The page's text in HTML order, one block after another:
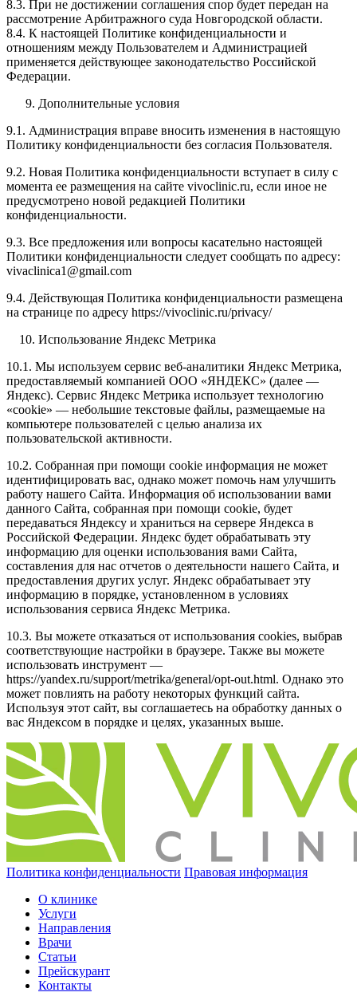
8.3. При не достижении соглашения спор будет передан на
рассмотрение Арбитражного суда Новгородской области.
8.4. К настоящей Политике конфиденциальности и
отношениям между Пользователем и Администрацией
применяется действующее законодательство Российской
Федерации.
Дополнительные условия
9.1. Администрация вправе вносить изменения в настоящую
Политику конфиденциальности без согласия Пользователя.
9.2. Новая Политика конфиденциальности вступает в силу с
момента ее размещения на сайте vivoclinic.ru, если иное не
предусмотрено новой редакцией Политики
конфиденциальности.
9.3. Все предложения или вопросы касательно настоящей
Политики конфиденциальности следует сообщать по адресу:
vivaclinica1@gmail.com
9.4. Действующая Политика конфиденциальности размещена
на странице по адресу https://vivoclinic.ru/privacy/
Использование Яндекс Метрика
10.1. Мы используем сервис веб-аналитики Яндекс Метрика,
предоставляемый компанией ООО «ЯНДЕКС» (далее —
Яндекс). Сервис Яндекс Метрика использует технологию
«cookie» — небольшие текстовые файлы, размещаемые на
компьютере пользователей с целью анализа их
пользовательской активности.
10.2. Собранная при помощи cookie информация не может
идентифицировать вас, однако может помочь нам улучшить
работу нашего Сайта. Информация об использовании вами
данного Сайта, собранная при помощи cookie, будет
передаваться Яндексу и храниться на сервере Яндекса в
Российской Федерации. Яндекс будет обрабатывать эту
информацию для оценки использования вами Сайта,
составления для нас отчетов о деятельности нашего Сайта, и
предоставления других услуг. Яндекс обрабатывает эту
информацию в порядке, установленном в условиях
использования сервиса Яндекс Метрика.
10.3. Вы можете отказаться от использования cookies, выбрав
соответствующие настройки в браузере. Также вы можете
использовать инструмент —
https://yandex.ru/support/metrika/general/opt-out.html. Однако это
может повлиять на работу некоторых функций сайта.
Используя этот сайт, вы соглашаетесь на обработку данных о
вас Яндексом в порядке и целях, указанных выше.
Политика конфиденциальности Правовая информация
О клинике
Услуги
Направления
Врачи
Статьи
Прейскурант
Контакты